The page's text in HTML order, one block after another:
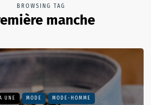
BROWSING TAG
manche
UNE MODE MODE-HOMME